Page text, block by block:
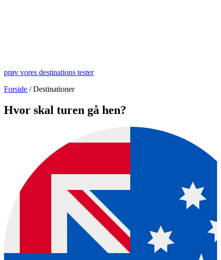
prøv vores destinations tester
Forside /Destinationer
Hvor skal turen gå hen?